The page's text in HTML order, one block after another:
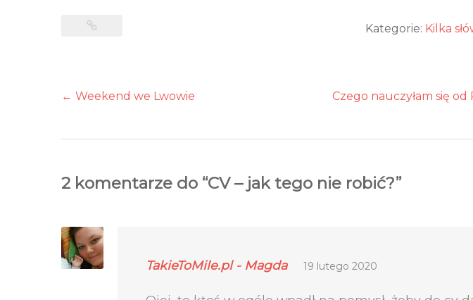
Kategorie: Kilka
← Weekend we Lwowie Czego nauczyłam się od
2 komentarze do “CV – jak tego nie robić?”
TakieToMile.pl - Magda 19 lutego 2020